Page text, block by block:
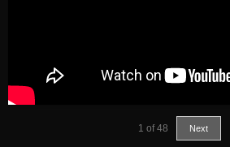
1 of 48 Next